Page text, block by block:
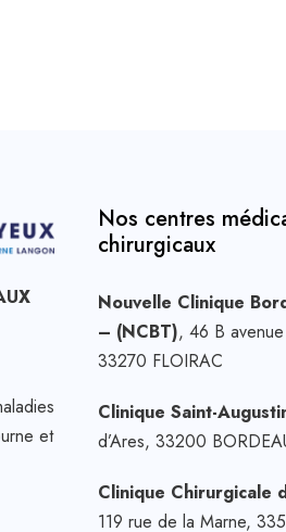
et
Nos centres
chirurgicaux
Nouvelle Clinique
– (NCBT), 46 B
33270 FLOIRAC
Clinique Saint-
d’Ares, 33200
Clinique Chirurgicale
119 rue de la Marne,